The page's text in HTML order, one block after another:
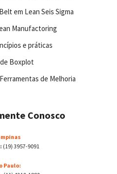
em Lean Seis Sigma
Manufactoring
e práticas
Boxplot
de Melhoria
Conosco
(19) 3957-9091
Paulo: